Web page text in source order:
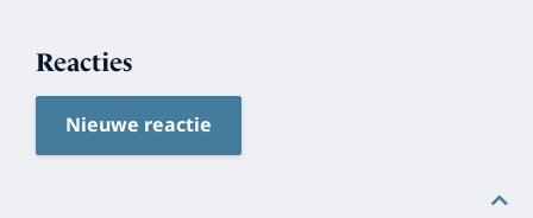
Reacties
Nieuwe reactie